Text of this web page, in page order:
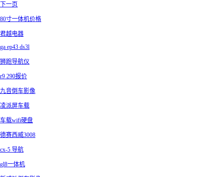
下一页
80寸一体机价格
君越电器
ga ep43 ds3l
狮跑导航仪
r9 290报价
九音倒车影像
凌派屏车载
车载wifi硬盘
德赛西威3008
cx-5 导航
gl8一体机